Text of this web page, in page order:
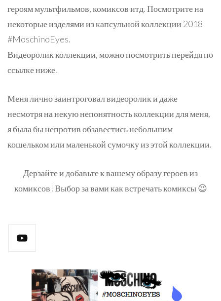
героям мультфильмов, комиксов итд. Посмотрите на
некоторые изделями из капсульной коллекции 2018
#MoschinoEyes.
Видеоролик коллекции, можно посмотрить перейдя по
ссылке ниже.
Меня лично заинтроговал видеоролик и даже
несмотря на некую непонятность коллекции для меня,
я была бы непротив обзавестись небольшим
кошельком или маленькой сумочку из этой коллекции.
Дерзайте и добавьте к вашему образу героев из
комиксов! Выбор за вами как встречать комиксы 😉